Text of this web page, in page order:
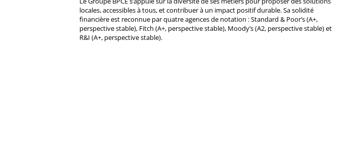
locales, accessibles à tous, et contribuer à un impact positif durable. Sa solidité
financière est reconnue par quatre agences de notation : Standard & Poor’s (A+,
perspective stable), Fitch (A+, perspective stable), Moody’s (A2, perspective stable) et
R&I (A+, perspective stable).